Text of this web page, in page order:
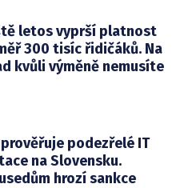
letos vyprší platnost
300 tisíc řidičáků. Na
kvůli výměně nemusíte
prověřuje podezřelé IT
na Slovensku.
hrozí sankce